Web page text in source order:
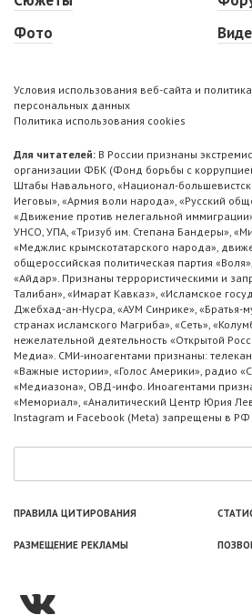
Фото
Условия использования веб-сайта и
персональных данных
Политика использования cookies
Для читателей: В России признаны
организации ФБК (Фонд борьбы с
Штабы Навального, «Национал-
Иеговы», «Армия воли народа», «Русский
«Движение против нелегальной
УНСО, УПА, «Тризуб им. Степана Бандеры»,
«Меджлис крымскотатарского народа»,
общероссийская политическая партия
«Айдар». Признаны террористическими и
Талибан», «Имарат Кавказ», «Исламское
Джебхад-ан-Нусра, «АУМ Синрике», «Братья-
странах исламского Магриба», «Сеть»,
нежелательной деятельность «Открытой
Медиа». СМИ-иноагентами признаны:
«Важные истории», «Голос Америки», радио
«Медиазона», ОВД-инфо. Иноагентами
«Мемориал», «Аналитический Центр Юрия
Instagram и Facebook (Metа) запрещены в РФ
ПРАВИЛА ЦИТИРОВАНИЯ
РАЗМЕЩЕНИЕ РЕКЛАМЫ